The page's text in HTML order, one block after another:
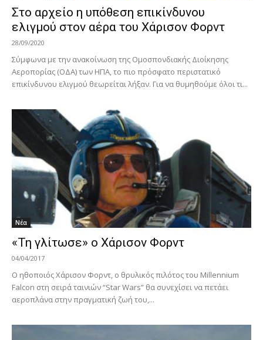
Στο αρχείο η υπόθεση επικίνδυνου
ελιγμού στον αέρα του Χάρισον Φορντ
28/09/2020
Σύμφωνα με την ανακοίνωση της Ομοσπονδιακής Διοίκησης
Αεροπορίας (ΟΔΑ) των ΗΠΑ, το πιο πρόσφατο περιστατικό
επικίνδυνου ελιγμού θεωρείται λήξαν. Για να θυμηθούμε όλοι τι...
Νέα
«Τη γλίτωσε» ο Χάρισον Φορντ
04/04/2017
Ο ηθοποιός Χάρισον Φορντ, ο θρυλικός πιλότος του Millennium
Falcon στη σειρά ταινιών “Star Wars” θα συνεχίσει να πετάει
αεροπλάνα στην πραγματική ζωή του,...